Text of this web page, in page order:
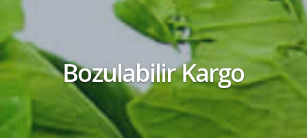
Bozulabilir Kargo